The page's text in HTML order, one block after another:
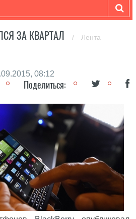
ЗА КВАРТАЛ /
Лента
08:12
Поделиться: